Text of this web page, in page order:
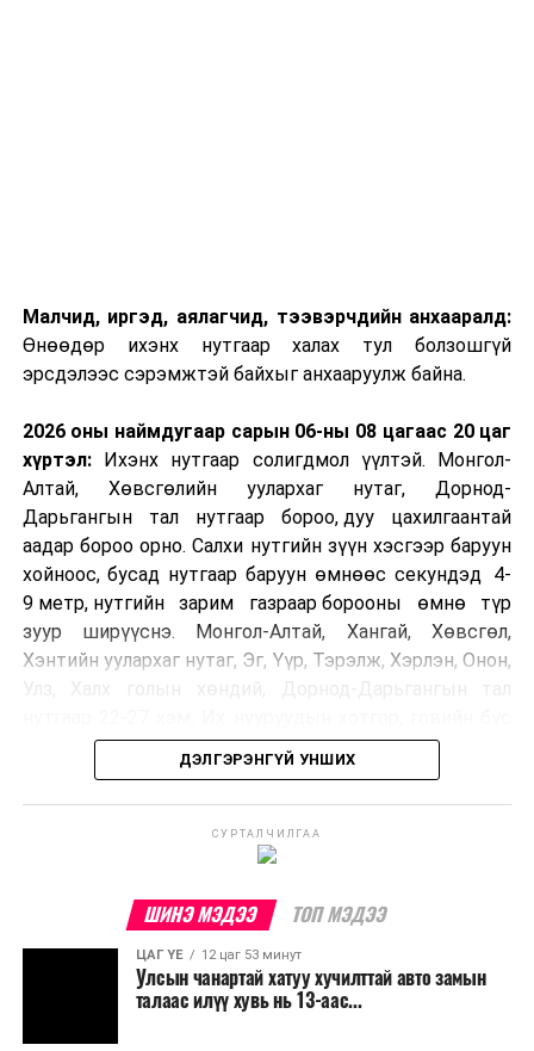
Малчид, иргэд, аялагчид, тээвэрчдийн анхааралд:
Өнөөдөр ихэнх нутгаар халах тул болзошгүй
эрсдэлээс сэрэмжтэй байхыг анхааруулж байна.
2026 оны наймдугаар сарын 06-ны 08 цагаас 20 цаг
хүртэл:Ихэнх нутгаар солигдмол үүлтэй. Монгол-
Алтай, Хөвсгөлийн уулархаг нутаг, Дорнод-
Дарьгангын тал нутгаар бороо, дуу цахилгаантай
аадар бороо орно. Салхи нутгийн зүүн хэсгээр баруун
хойноос, бусад нутгаар баруун өмнөөс секундэд 4-
9 метр, нутгийн зарим газраар борооны өмнө түр
зуур ширүүснэ. Монгол-Алтай, Хангай, Хөвсгөл,
Хэнтийн уулархаг нутаг, Эг, Үүр, Тэрэлж, Хэрлэн, Онон,
нутгийн өмнөд хэсгээр 34-39 хэм, бусад нутгаар 27-
32 хэм дулаан байна.
УЛААНБААТАР ХОТ ОРЧМООР:
үүлтэй. Бороо орохгүй. Салхи баруун
хойноос секундэд 4-9 метр. 27-29 хэм
дулаан байна.
БАГАНУУР ОРЧМООР:Багавтар үүлтэй.
Бороо орохгүй. Салхи баруун хойноос
ДЭЛГЭРЭНГҮЙ УНШИХ
СУРТАЛЧИЛГАА
ШИНЭ МЭДЭЭ ТОП МЭДЭЭ
ЦАГ ҮЕ 12 цаг 53 минут
Улсын чанартай хатуу хучилттай авто замын
талаас илүү хувь нь 13-аас...